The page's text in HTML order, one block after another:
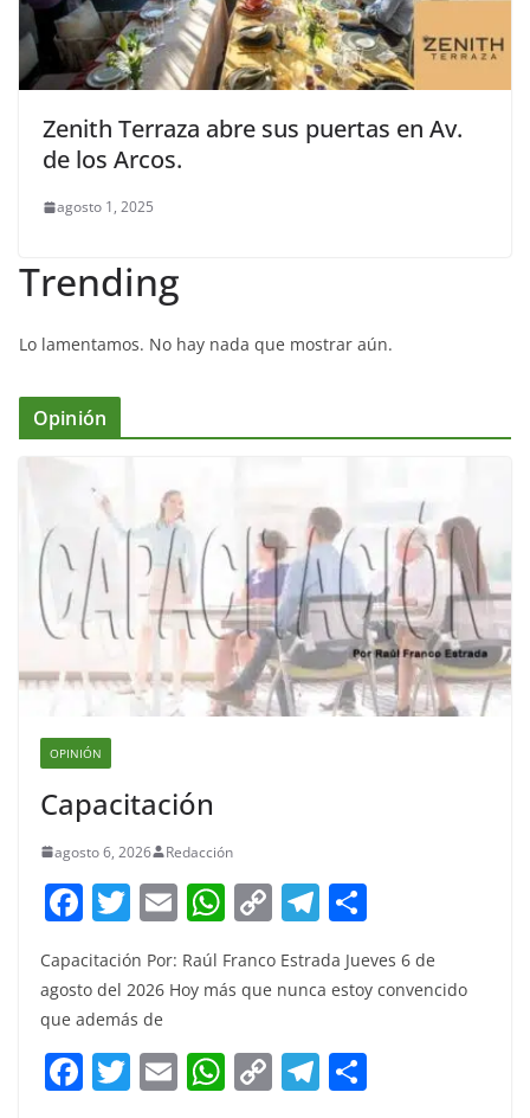
Zenith Terraza abre sus puertas en Av.
de los Arcos.
agosto 1, 2025
Trending
Lo lamentamos. No hay nada que mostrar aún.
Opinión
OPINIÓN
Capacitación
agosto 6, 2026 Redacción
F
a
c
e
b
o
T
itt
er
E
m
ai
W
at
A
p
C
p
Li
n
T
el
e
a
m
ar
e
Capacitación Por: Raúl Franco Estrada Jueves 6 de
agosto del 2026 Hoy más que nunca estoy convencido
que además de
F T E W C T